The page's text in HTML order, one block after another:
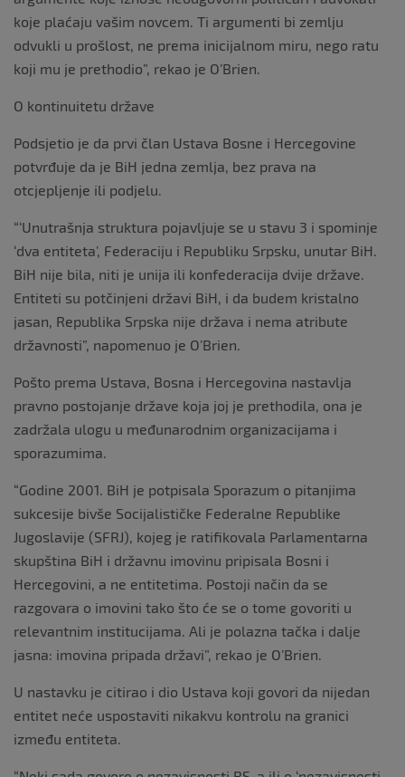
koje plaćaju vašim novcem. Ti argumenti bi zemlju
odvukli u prošlost, ne prema inicijalnom miru, nego ratu
koji mu je prethodio”, rekao je O’Brien.
O kontinuitetu države
Podsjetio je da prvi član Ustava Bosne i Hercegovine
potvrđuje da je BiH jedna zemlja, bez prava na
otcjepljenje ili podjelu.
“‘Unutrašnja struktura pojavljuje se u stavu 3 i spominje
‘dva entiteta’, Federaciju i Republiku Srpsku, unutar BiH.
BiH nije bila, niti je unija ili konfederacija dvije države.
Entiteti su potčinjeni državi BiH, i da budem kristalno
jasan, Republika Srpska nije država i nema atribute
državnosti”, napomenuo je O’Brien.
Pošto prema Ustava, Bosna i Hercegovina nastavlja
pravno postojanje države koja joj je prethodila, ona je
zadržala ulogu u međunarodnim organizacijama i
sporazumima.
“Godine 2001. BiH je potpisala Sporazum o pitanjima
sukcesije bivše Socijalističke Federalne Republike
Jugoslavije (SFRJ), kojeg je ratifikovala Parlamentarna
skupština BiH i državnu imovinu pripisala Bosni i
Hercegovini, a ne entitetima. Postoji način da se
razgovara o imovini tako što će se o tome govoriti u
relevantnim institucijama. Ali je polazna tačka i dalje
jasna: imovina pripada državi”, rekao je O’Brien.
U nastavku je citirao i dio Ustava koji govori da nijedan
entitet neće uspostaviti nikakvu kontrolu na granici
između entiteta.